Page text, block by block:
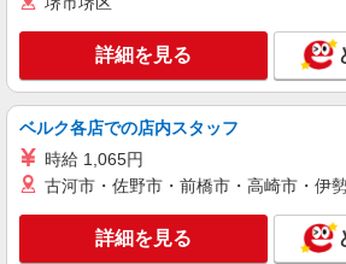
紹介予定派遣
株式会社シエロ
【docomo】人気機種
時給1200円〜1400円
による ※残業代支給 ★交
祝い金10万円支給(規定有) お友達を紹介頂くと,
能（規程有）★ ゜・。○
+゜
大分県大分市の
キープ
詳細を見る
ベルク各店での店内スタッフ
時給 1,065円
古河市・佐野市・前橋市・高崎市・伊
詳細を見る